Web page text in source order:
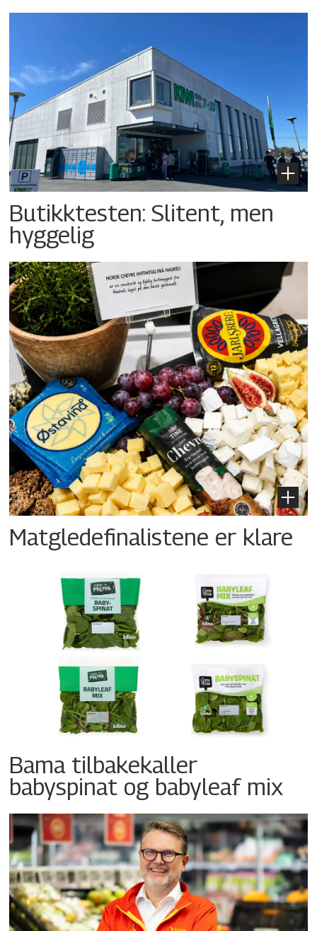
Butikktesten: Slitent, men
hyggelig
Matgledefinalistene er klare
Bama tilbakekaller
babyspinat og babyleaf mix